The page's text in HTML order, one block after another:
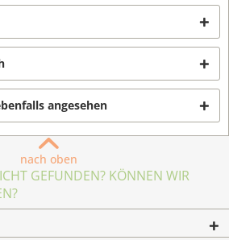
angesehen
nach oben
GEFUNDEN? KÖNNEN WIR